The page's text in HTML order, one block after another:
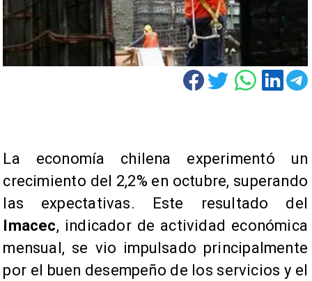
La economía chilena experimentó un
crecimiento del 2,2% en octubre, superando
las expectativas. Este resultado del
Imacec, indicador de actividad económica
mensual, se vio impulsado principalmente
por el buen desempeño de los servicios y el